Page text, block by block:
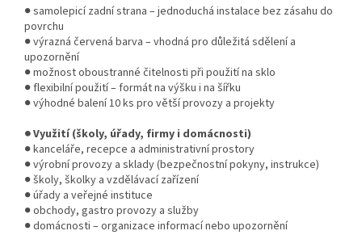
● samolepicí zadní strana – jednoduchá instalace bez zásahu do
povrchu
● výrazná červená barva – vhodná pro důležitá sdělení a
upozornění
● možnost oboustranné čitelnosti při použití na sklo
● flexibilní použití – formát na výšku i na šířku
● výhodné balení 10 ks pro větší provozy a projekty
● Využití (školy, úřady, firmy i domácnosti)
● kanceláře, recepce a administrativní prostory
● výrobní provozy a sklady (bezpečnostní pokyny, instrukce)
● školy, školky a vzdělávací zařízení
● úřady a veřejné instituce
● obchody, gastro provozy a služby
● domácnosti – organizace informací nebo upozornění